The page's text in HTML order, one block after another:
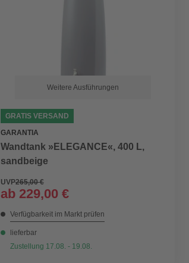
Weitere Ausführungen
GRATIS VERSAND
GARANTIA
Wandtank »ELEGANCE«, 400 L,
sandbeige
UVP265,00 €
ab 229,00 €
Verfügbarkeit im Markt prüfen
lieferbar
Zustellung 17.08. - 19.08.